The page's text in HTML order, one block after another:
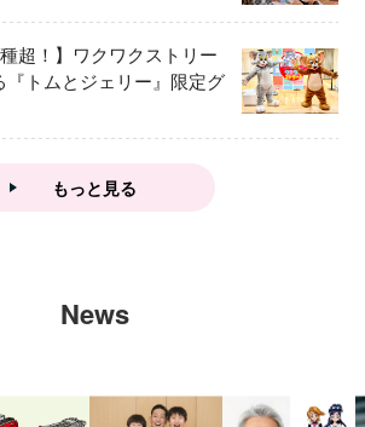
種超！】ワクワクストリー
『トムとジェリー』限定グ
もっと見る
News